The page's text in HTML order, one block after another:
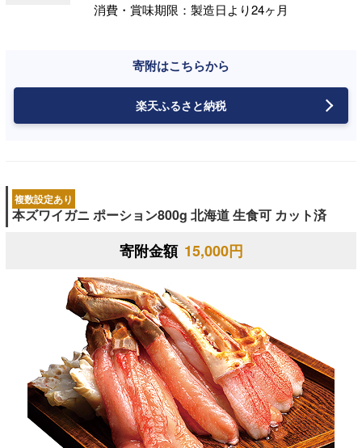
消費・賞味期限：製造日より24ヶ月
寄附はこちらから
楽天ふるさと納税
複数設定あり
本ズワイガニ ポーション800g 北海道 生食可 カット済
寄附金額 15,000円